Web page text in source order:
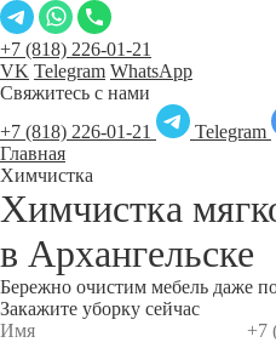
+7 (818) 226-01-21
VK Telegram WhatsApp
Свяжитесь с нами
+7 (818) 226-01-21
Telegram
Главная
Химчистка
Химчистка
в Архангельске
Бережно очистим мебель даже
Закажите уборку сейчас